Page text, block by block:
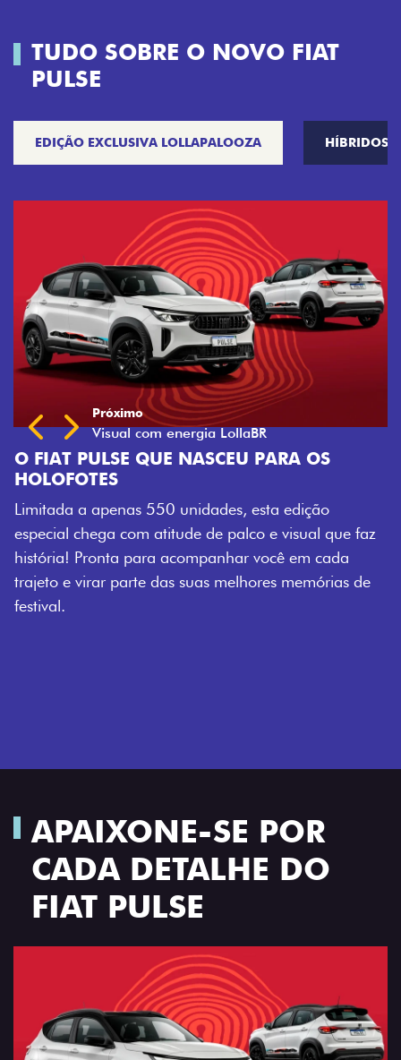
TUDO SOBRE O NOVO FIAT
PULSE
EDIÇÃO EXCLUSIVA LOLLAPALOOZA HÍBRIDOS
NASCEU PARA OS
550 unidades, esta edição
atitude de palco e visual que faz
acompanhar você em cada
das suas melhores memórias de
APAIXONE-SE POR
CADA DETALHE DO
FIAT PULSE